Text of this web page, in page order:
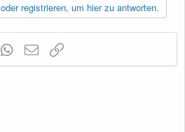
registrieren, um hier zu antworten.
WhatsApp
E-Mail